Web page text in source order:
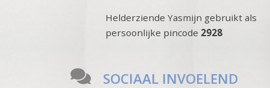
Helderziende Yasmijn gebruikt als
persoonlijke pincode 2928
SOCIAAL INVOELEND